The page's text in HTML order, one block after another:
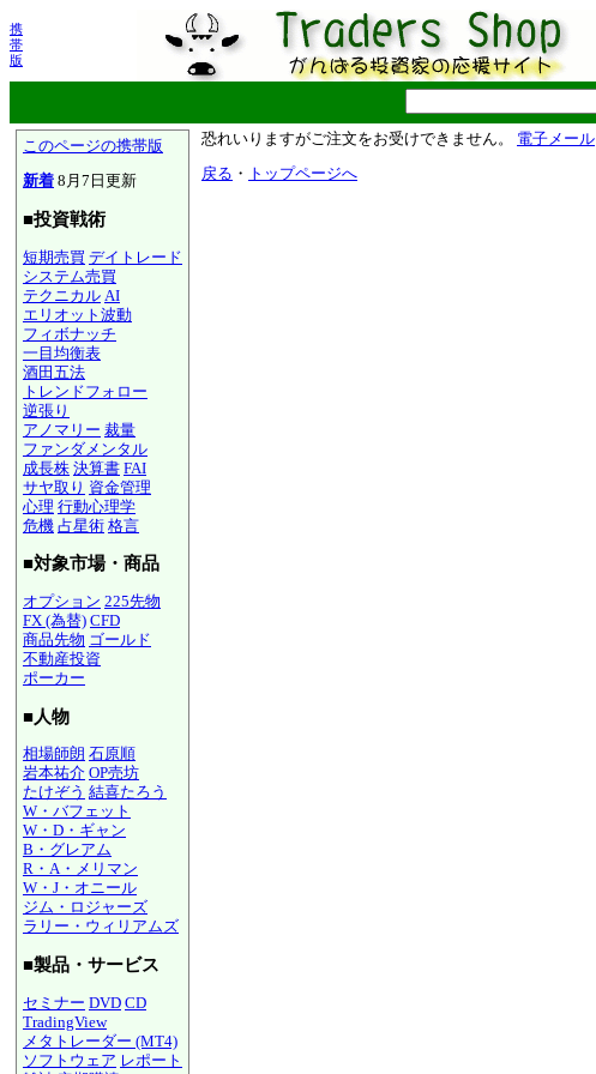
携
帯
版
このページの携帯版
新着 8月7日更新
■投資戦術
短期売買 デイトレード
システム売買
テクニカル AI
エリオット波動
フィボナッチ
一目均衡表
酒田五法
トレンドフォロー
逆張り
アノマリー 裁量
ファンダメンタル
成長株 決算書 FAI
サヤ取り 資金管理
心理 行動心理学
危機 占星術 格言
■対象市場・商品
オプション 225先物
FX (為替) CFD
商品先物 ゴールド
不動産投資
ポーカー
■人物
相場師朗 石原順
岩本祐介 OP売坊
たけぞう 結喜たろう
W・バフェット
W・D・ギャン
B・グレアム
R・A・メリマン
W・J・オニール
ジム・ロジャーズ
ラリー・ウィリアムズ
■製品・サービス
セミナー DVD CD
TradingView
メタトレーダー (MT4)
ソフトウェア レポート
恐れいりますがご注文をお受けできません。 電子メール
戻る ・ トップページへ